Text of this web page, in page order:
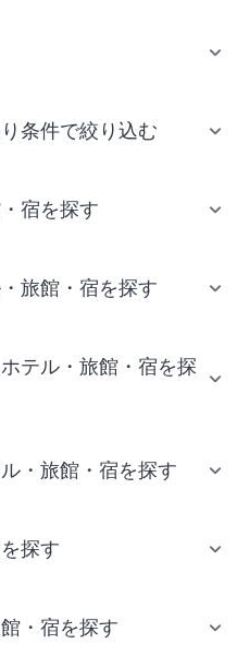
条件で絞り込む
宿を探す
旅館・宿を探す
テル・旅館・宿を探
・旅館・宿を探す
探す
・宿を探す